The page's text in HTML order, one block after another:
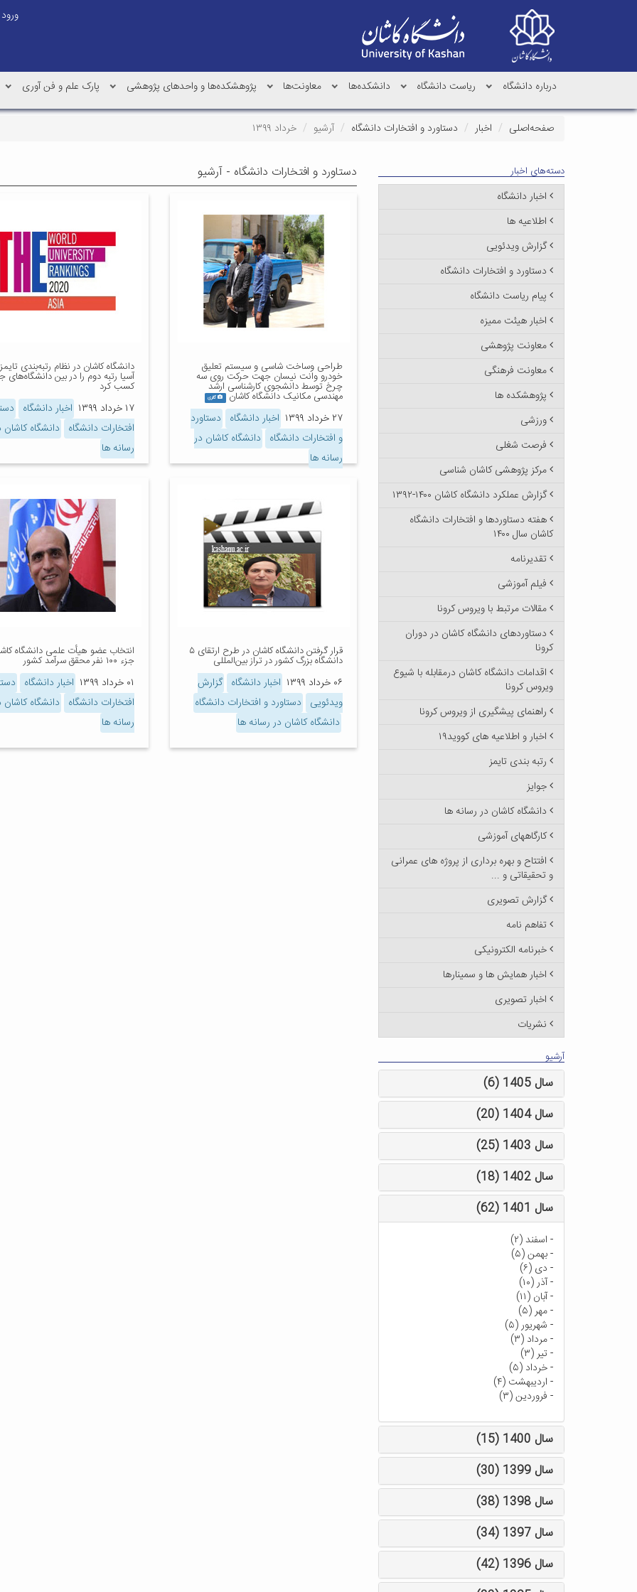
ورود
درباره دانشگاه ریاست دانشگاه دانشکده‌ها معاونت‌ها پژوهشکده‌ها و واحدهای پژوهشی پارک علم و فن آوری
صفحه‌اصلی اخبار دستاورد و افتخارات دانشگاه آرشیو خرداد ۱۳۹۹
دستاورد و افتخارات دانشگاه - آرشیو
طراحی وساخت شاسی و سیستم تعلیق
خودرو وانت نیسان جهت حرکت روی سه
چرخ توسط دانشجوی کارشناسی ارشد
مهندسی مکانیک دانشگاه کاشان گالری
۲۷ خرداد ۱۳۹۹ اخبار دانشگاه دستاورد
و افتخارات دانشگاه دانشگاه کاشان در
رسانه ها
آسیا رتبه دوم را در بین دانشگاه‌های
کسب کرد
۱۷ خرداد ۱۳۹۹ اخبار دانشگاه
افتخارات دانشگاه دانشگاه کاشان
رسانه ها
قرار گرفتن دانشگاه کاشان در طرح ارتقای ۵
دانشگاه بزرگ کشور در تراز بین‌المللی
۰۶ خرداد ۱۳۹۹ اخبار دانشگاه گزارش
ویدئویی دستاورد و افتخارات دانشگاه
دانشگاه کاشان در رسانه ها
انتخاب عضو هیأت علمی دانشگاه
جزء ۱۰۰ نفر محقق سرآمد کشور
۰۱ خرداد ۱۳۹۹ اخبار دانشگاه
افتخارات دانشگاه دانشگاه کاشان
رسانه ها
دسته‌های اخبار
اخبار دانشگاه
اطلاعیه ها
گزارش ویدئویی
دستاورد و افتخارات دانشگاه
پیام ریاست دانشگاه
اخبار هیئت ممیزه
معاونت پژوهشی
معاونت فرهنگی
پژوهشکده ها
ورزشی
فرصت شغلی
مرکز پژوهشی کاشان شناسی
گزارش عملکرد دانشگاه کاشان ۱۴۰۰-۱۳۹۲
هفته دستاوردها و افتخارات دانشگاه
کاشان سال ۱۴۰۰
تقدیرنامه
فیلم آموزشی
مقالات مرتبط با ویروس کرونا
دستاوردهای دانشگاه کاشان در دوران
کرونا
اقدامات دانشگاه کاشان درمقابله با شیوع
ویروس کرونا
راهنمای پیشگیری از ویروس کرونا
اخبار و اطلاعیه های کووید۱۹
رتبه بندی تایمز
جوایز
دانشگاه کاشان در رسانه ها
کارگاههای آموزشی
افتتاح و بهره برداری از پروژه های عمرانی
و تحقیقاتی و ...
گزارش تصویری
تفاهم نامه
خبرنامه الکترونیکی
اخبار همایش ها و سمینارها
اخبار تصویری
نشریات
آرشیو
سال 1405 (6)
سال 1404 (20)
سال 1403 (25)
سال 1402 (18)
سال 1401 (62)
- اسفند (۲)
-بهمن (۵)
- دی (۶)
-آذر (۱۰)
-آبان (۱۱)
-مهر (۵)
- شهریور (۵)
-مرداد (۳)
-تیر (۳)
-خرداد (۵)
- اردیبهشت (۴)
- فروردین (۳)
سال 1400 (15)
سال 1399 (30)
سال 1398 (38)
سال 1397 (34)
سال 1396 (42)